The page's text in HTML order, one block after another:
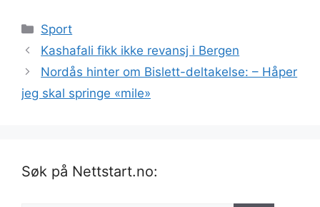
Kategorier
Sport
Kashafali fikk ikke revansj i Bergen
Nordås hinter om Bislett-deltakelse: – Håper
jeg skal springe «mile»
Søk på Nettstart.no: